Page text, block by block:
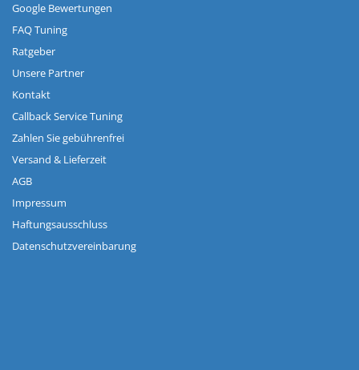
Google Bewertungen
FAQ Tuning
Ratgeber
Unsere Partner
Kontakt
Callback Service Tuning
Zahlen Sie gebührenfrei
Versand & Lieferzeit
AGB
Impressum
Haftungsausschluss
Datenschutzvereinbarung